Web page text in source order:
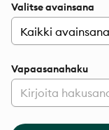
Valitse avainsana
Vapaasanahaku